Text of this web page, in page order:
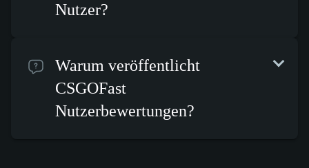
Nutzer?
Warum veröffentlicht
CSGOFast
Nutzerbewertungen?